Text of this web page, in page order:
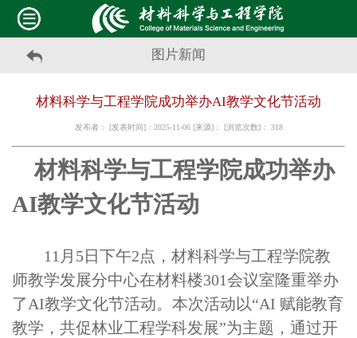
图片新闻
材料科学与工程学院成功举办AI教学文化节活动
发布者： [发表时间]：2025-11-06 [来源]： [浏览次数]： 318
材料科学与工程学院成功举办
AI教学文化节活动
11月5日下午2点，材料科学与工程学院教
师教学发展分中心在材料楼301会议室隆重举办
了AI教学文化节活动。本次活动以“AI 赋能教育
教学，共促林业工程学科发展”为主题，通过开